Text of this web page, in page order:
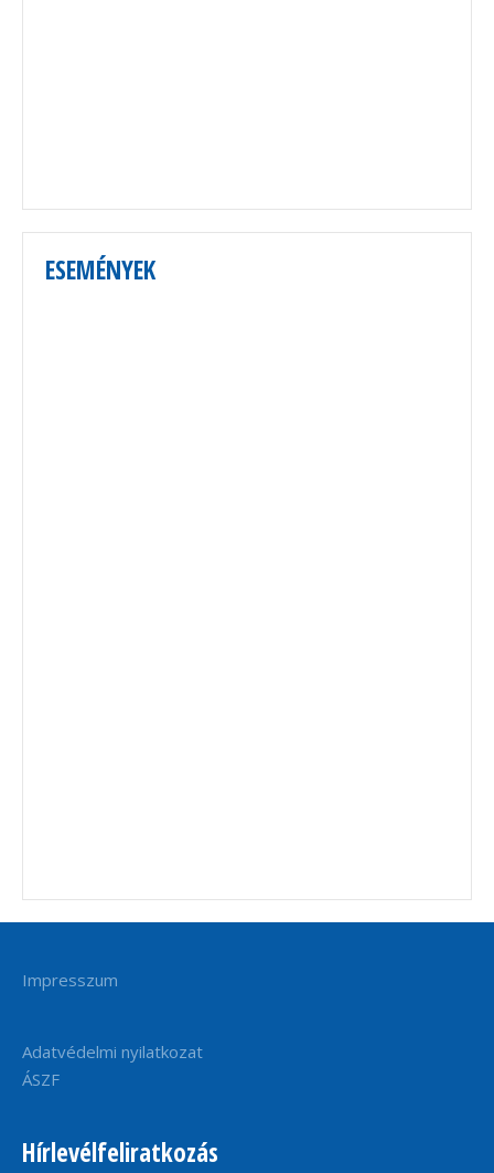
ESEMÉNYEK
Impresszum
Adatvédelmi nyilatkozat
ÁSZF
Hírlevélfeliratkozás